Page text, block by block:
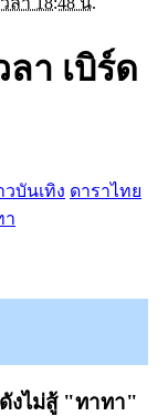
า เบิร์ด
บันเทิง ดาราไทย
า
งไม่สู้ "ทาทา"